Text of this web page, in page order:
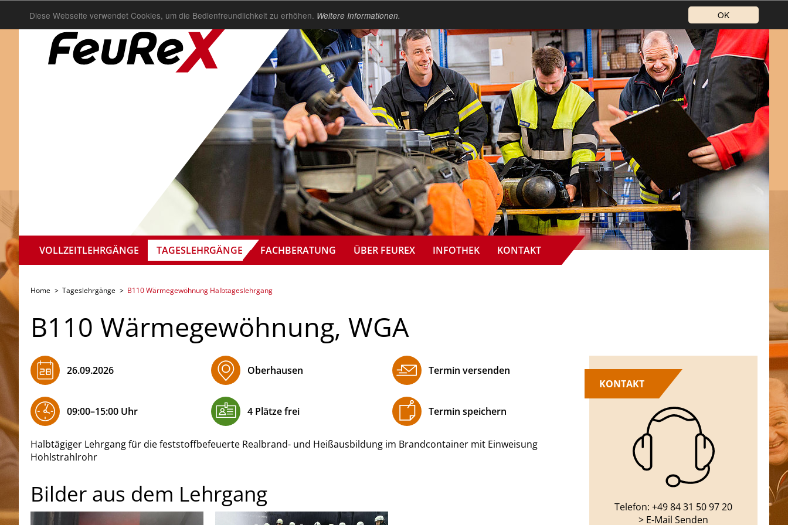
OK
Diese Webseite verwendet Cookies, um die Bedienfreundlichkeit zu erhöhen. Weitere Informationen.
VOLLZEITLEHRGÄNGE TAGESLEHRGÄNGE FACHBERATUNG ÜBER FEUREX INFOTHEK KONTAKT
Home > Tageslehrgänge > B110 Wärmegewöhnung Halbtageslehrgang
B110 Wärmegewöhnung, WGA
​26.09.2026
09:00–15:00 Uhr
Oberhausen
4 Plätze frei
Termin versenden
Termin speichern
Halbtägiger Lehrgang für die feststoffbefeuerte Realbrand- und Heißausbildung im Brandcontainer mit Einweisung
Hohlstrahlrohr
Bilder aus dem Lehrgang
KONTAKT
Telefon: +49 84 31 50 97 20
> E-Mail Senden